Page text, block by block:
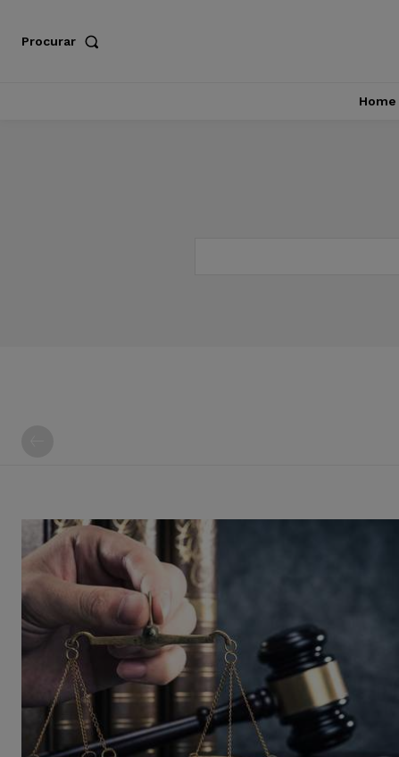
Procurar
Home